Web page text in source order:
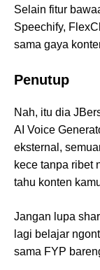
Selain fitur
Speechify,
sama gaya
Penutup
Nah, itu dia
AI Voice
eksternal,
kece tanpa ribet
tahu konten
Jangan lupa
lagi belajar
sama FYP